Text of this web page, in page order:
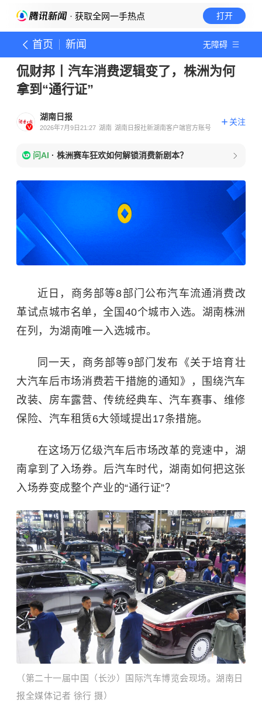
· 获取全网一手热点 打开
首页 新闻 无障碍
侃财邦丨汽车消费逻辑变了，株洲为何
拿到“通行证”
湖南日报
2026年7月9日21:27 湖南 湖南日报社新湖南客户端官方账号
关注
问AI · 株洲赛车狂欢如何解锁消费新剧本？
近日，商务部等8部门公布汽车流通消费改
革试点城市名单，全国40个城市入选。湖南株洲
在列，为湖南唯一入选城市。
同一天，商务部等9部门发布《关于培育壮
大汽车后市场消费若干措施的通知》，围绕汽车
改装、房车露营、传统经典车、汽车赛事、维修
保险、汽车租赁6大领域提出17条措施。
在这场万亿级汽车后市场改革的竞速中，湖
南拿到了入场券。后汽车时代，湖南如何把这张
入场券变成整个产业的“通行证”？
（第二十一届中国（长沙）国际汽车博览会现场。湖南日
报全媒体记者 徐行 摄）​